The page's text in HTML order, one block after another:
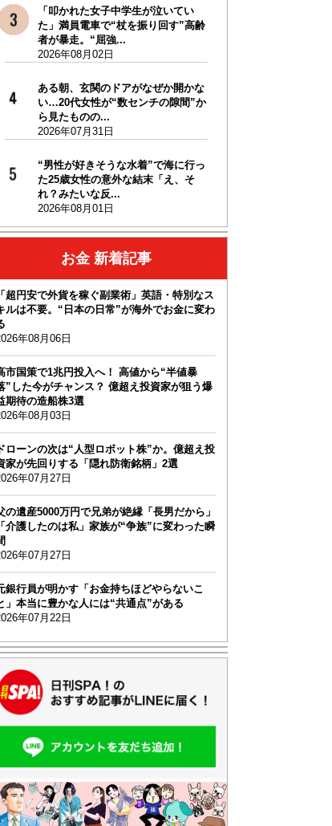
「叩かれた女子中学生が泣いてい
た」満員電車で“杖を振り回す”高齢
者が暴走。“屈強...
2026年08月02日
ある朝、玄関のドアがなぜか開かな
い…20代女性が“数センチの隙間”か
ら見たものの...
2026年07月31日
“男性が好きそうな水着”で海に行っ
た25歳女性の意外な結末「え、そ
れ？みたいな反...
2026年08月01日
お金 新着記事
「超円安で外貨を稼ぐ副業術」英語・特別なス
ルは不要。“日本の日常”が海外でお金に変わ
年08月06日
市国策で1兆円投入へ！ 高値から“半値暴
”した今がチャンス？ 億超え投資家が狙う爆
期待の造船株3選
年08月03日
ドローンの次は“人型ロボット株”か。億超え投
家が先回りする「隠れ防衛銘柄」2選
年07月27日
の遺産5000万円で兄弟が絶縁「長男だから」
「介護したのは私」家族が“争族”に変わった瞬
年07月27日
銀行員が明かす「お金持ちほどやらないこ
」本当に豊かな人には“共通点”がある
年07月22日